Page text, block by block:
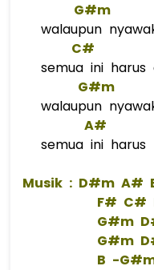
G#m
walaupun
C#
semua ini harus
G#m
walaupun
A#
semua ini harus
Musik : D#m A#
F# C#
G#m
G#m
B -